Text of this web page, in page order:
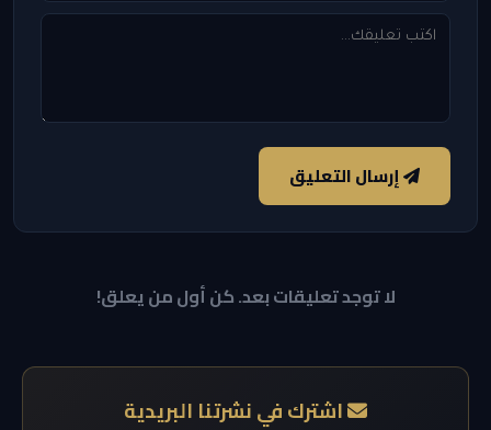
إرسال التعليق
لا توجد تعليقات بعد. كن أول من يعلق!
اشترك في نشرتنا البريدية